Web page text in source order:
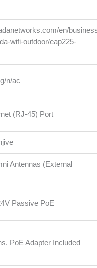
en/
wifi-outdoor/eap225-
n/ac
(RJ-45) Port
Antennas (External
Passive PoE
PoE Adapter Included